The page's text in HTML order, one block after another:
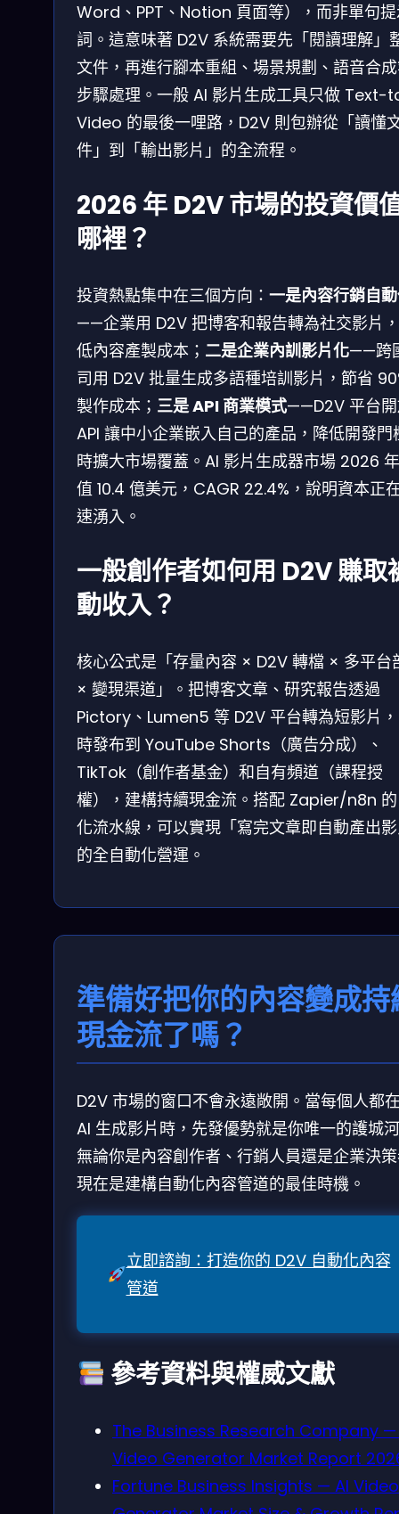
Word、PPT、Notion 頁面等），而非單句
詞。這意味著 D2V 系統需要先「閱讀理解」
文件，再進行腳本重組、場景規劃、語音合
步驟處理。一般 AI 影片生成工具只做 Text-
Video 的最後一哩路，D2V 則包辦從「讀懂
件」到「輸出影片」的全流程。
2026 年 D2V 市場的投資價
哪裡？
投資熱點集中在三個方向： 一是內容行銷自
——企業用 D2V 把博客和報告轉為社交影片
低內容產製成本； 二是企業內訓影片化——跨
司用 D2V 批量生成多語種培訓影片，節省
製作成本； 三是 API 商業模式——D2V 平台
API 讓中小企業嵌入自己的產品，降低開發門
時擴大市場覆蓋。AI 影片生成器市場 2026
值 10.4 億美元，CAGR 22.4%，說明資本正
速湧入。
一般創作者如何用 D2V 賺取
動收入？
核心公式是「存量內容 × D2V 轉檔 × 多平台
× 變現渠道」。把博客文章、研究報告透過
Pictory、Lumen5 等 D2V 平台轉為短影片
時發布到 YouTube Shorts（廣告分成）、
TikTok（創作者基金）和自有頻道（課程授
權），建構持續現金流。搭配 Zapier/n8n
化流水線，可以實現「寫完文章即自動產出
的全自動化營運。
準備好把你的內容變成持
現金流了嗎？
D2V 市場的窗口不會永遠敞開。當每個人都
AI 生成影片時，先發優勢就是你唯一的護城
無論你是內容創作者、行銷人員還是企業決
現在是建構自動化內容管道的最佳時機。
立即諮詢：打造你的 D2V 自動化內容
管道
參考資料與權威文獻
The Business Research Company —
Video Generator Market Report
Fortune Business Insights — AI Video